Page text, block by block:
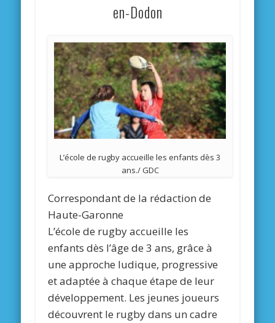
en-Dodon
L’école de rugby accueille les enfants dès 3
ans./ GDC
Correspondant de la rédaction de
Haute-Garonne
L’école de rugby accueille les
enfants dès l’âge de 3 ans, grâce à
une approche ludique, progressive
et adaptée à chaque étape de leur
développement. Les jeunes joueurs
découvrent le rugby dans un cadre